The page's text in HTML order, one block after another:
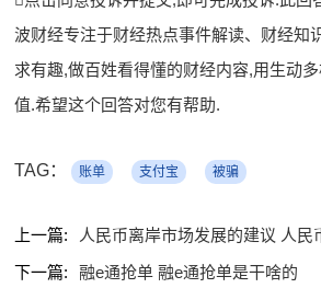
波财经专注于财经热点事件解读、财经知
求有趣,做百姓看得懂的财经内容,用生动
值.希望这个回答对您有帮助.
TAG： 账单 支付宝 被骗
上一篇:
人民币离岸市场发展的建议 人民
下一篇:
融e通抢单 融e通抢单是干啥的